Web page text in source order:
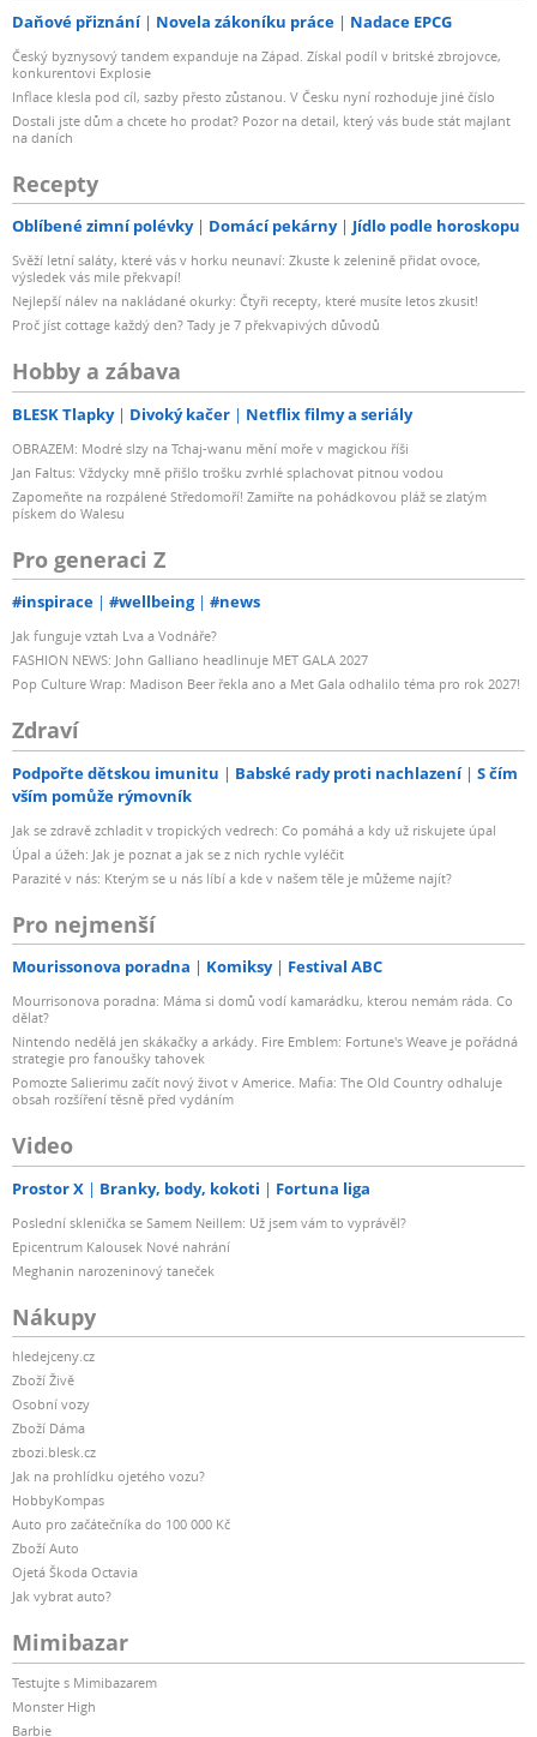
Daňové přiznání Novela zákoníku práce Nadace EPCG
Český byznysový tandem expanduje na Západ. Získal podíl v britské zbrojovce,
konkurentovi Explosie
Inflace klesla pod cíl, sazby přesto zůstanou. V Česku nyní rozhoduje jiné číslo
Dostali jste dům a chcete ho prodat? Pozor na detail, který vás bude stát majlant
na daních
Recepty
Oblíbené zimní polévky Domácí pekárny Jídlo podle horoskopu
Svěží letní saláty, které vás v horku neunaví: Zkuste k zelenině přidat ovoce,
výsledek vás mile překvapí!
Nejlepší nálev na nakládané okurky: Čtyři recepty, které musíte letos zkusit!
Proč jíst cottage každý den? Tady je 7 překvapivých důvodů
Hobby a zábava
BLESK Tlapky Divoký kačer Netflix filmy a seriály
OBRAZEM: Modré slzy na Tchaj-wanu mění moře v magickou říši
Jan Faltus: Vždycky mně přišlo trošku zvrhlé splachovat pitnou vodou
Zapomeňte na rozpálené Středomoří! Zamiřte na pohádkovou pláž se zlatým
pískem do Walesu
Pro generaci Z
#inspirace #wellbeing #news
Jak funguje vztah Lva a Vodnáře?
FASHION NEWS: John Galliano headlinuje MET GALA 2027
Pop Culture Wrap: Madison Beer řekla ano a Met Gala odhalilo téma pro rok 2027!
Zdraví
Podpořte dětskou imunitu Babské rady proti nachlazení
S čím
vším pomůže rýmovník
Jak se zdravě zchladit v tropických vedrech: Co pomáhá a kdy už riskujete úpal
Úpal a úžeh: Jak je poznat a jak se z nich rychle vyléčit
Parazité v nás: Kterým se u nás líbí a kde v našem těle je můžeme najít?
Pro nejmenší
Mourissonova poradna Komiksy Festival ABC
Mourrisonova poradna: Máma si domů vodí kamarádku, kterou nemám ráda. Co
dělat?
Nintendo nedělá jen skákačky a arkády. Fire Emblem: Fortune's Weave je pořádná
strategie pro fanoušky tahovek
Pomozte Salierimu začít nový život v Americe. Mafia: The Old Country odhaluje
obsah rozšíření těsně před vydáním
Video
Prostor X Branky, body, kokoti Fortuna liga
Poslední sklenička se Samem Neillem: Už jsem vám to vyprávěl?
Epicentrum Kalousek Nové nahrání
Meghanin narozeninový taneček
Nákupy
hledejceny.cz
Zboží Živě
Osobní vozy
Zboží Dáma
zbozi.blesk.cz
Jak na prohlídku ojetého vozu?
HobbyKompas
Auto pro začátečníka do 100 000 Kč
Zboží Auto
Ojetá Škoda Octavia
Jak vybrat auto?
Mimibazar
Testujte s Mimibazarem
Monster High
Barbie